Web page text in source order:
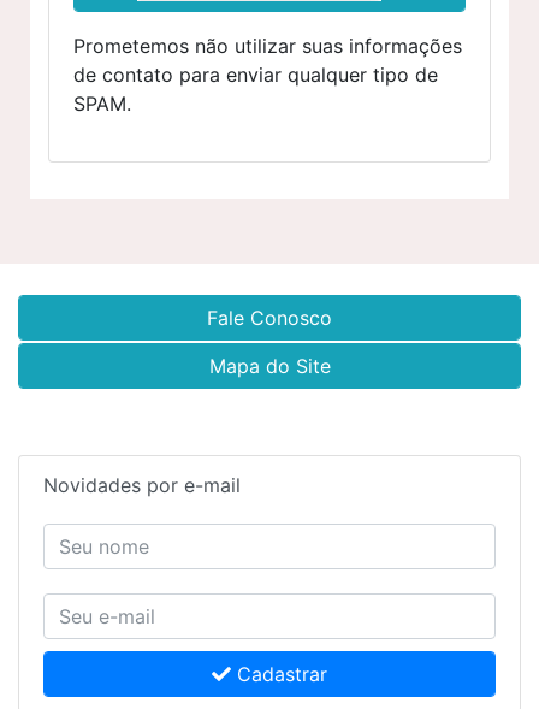
Prometemos não utilizar suas informações
de contato para enviar qualquer tipo de
SPAM.
Fale Conosco
Mapa do Site
Novidades por e-mail
Cadastrar